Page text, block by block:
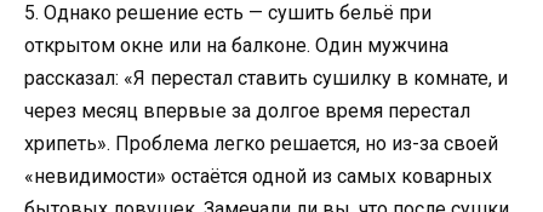
5. Однако решение есть — сушить бельё при
открытом окне или на балконе. Один мужчина
рассказал: «Я перестал ставить сушилку в комнате, и
через месяц впервые за долгое время перестал
хрипеть». Проблема легко решается, но из-за своей
«невидимости» остаётся одной из самых коварных